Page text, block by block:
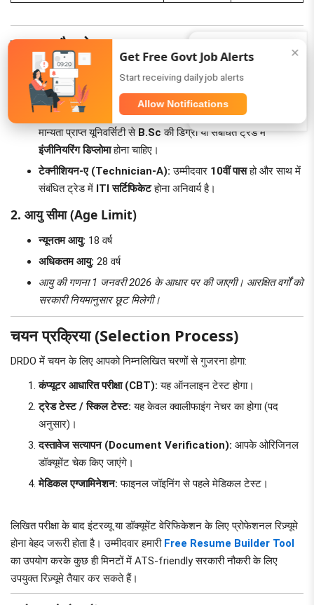
पात्रता और योग्यता (Eligibility Criteria)
आवेदन करने से पहले अपनी योग्यता जरूर चेक कर लें:
1. शैक्षणिक योग्यता (Educational Qualification)
सीनियर टेक्निकल असिस्टेंट-बी (STA-B):उम्मीदवार के पास किसी
मान्यता प्राप्त यूनिवर्सिटी से B.Sc की डिग्री या संबंधित ट्रेड में
इंजीनियरिंग डिप्लोमाहोना चाहिए।
टेक्नीशियन-ए (Technician-A): उम्मीदवार 10वीं पासहो और साथ में
संबंधित ट्रेड में ITI सर्टिफिकेटहोना अनिवार्य है।
2. आयु सीमा (Age Limit)
न्यूनतम आयु: 18 वर्ष
अधिकतम आयु: 28 वर्ष
आयु की गणना 1 जनवरी 2026 के आधार पर की जाएगी। आरक्षित वर्गों को
सरकारी नियमानुसार छूट मिलेगी।
चयन प्रक्रिया (Selection Process)
DRDO में चयन के लिए आपको निम्नलिखित चरणों से गुजरना होगा:
कंप्यूटर आधारित परीक्षा (CBT): यह ऑनलाइन टेस्ट होगा।
ट्रेड टेस्ट / स्किल टेस्ट: यह केवल क्वालीफाइंग नेचर का होगा (पद
अनुसार)।
दस्तावेज सत्यापन (Document Verification): आपके ओरिजिनल
डॉक्यूमेंट चेक किए जाएंगे।
मेडिकल एग्जामिनेशन: फाइनल जॉइनिंग से पहले मेडिकल टेस्ट।
लिखित परीक्षा के बाद इंटरव्यू या डॉक्यूमेंट वेरिफिकेशन के लिए प्रोफेशनल रिज़्यूमे
होना बेहद जरूरी होता है। उम्मीदवार हमारी Free Resume Builder Tool
का उपयोग करके कुछ ही मिनटों में ATS-friendly सरकारी नौकरी के लिए
उपयुक्त रिज़्यूमे तैयार कर सकते हैं।
WhatsApp
✕
Get Free Govt Job Alerts
Start receiving daily job alerts
Allow Notifications